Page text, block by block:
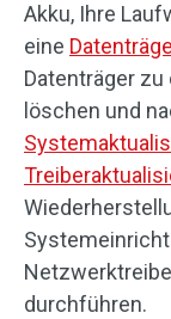
Akku, Ihre
eine
Datenträger
löschen und
durchführen.